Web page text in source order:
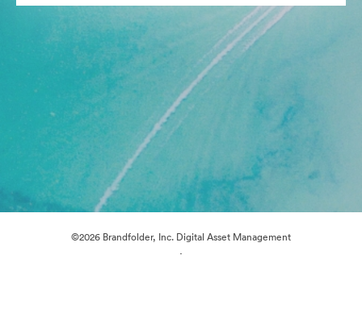
©2026 Brandfolder, Inc. Digital Asset Management
·